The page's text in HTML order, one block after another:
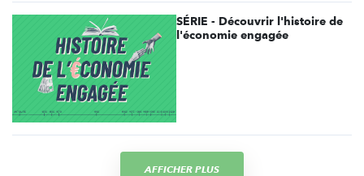
SÉRIE - Découvrir l'histoire de
l'économie engagée
AFFICHER PLUS